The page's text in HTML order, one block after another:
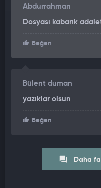
Abdurrahman
Dosyası kabarık
Beğen
Bülent duman
yazıklar olsun
Beğen
Daha